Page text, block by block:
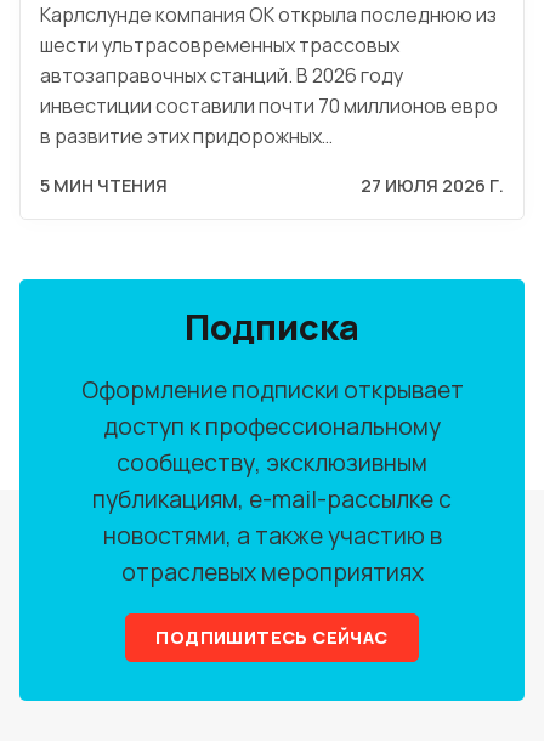
Карлслунде компания OK открыла последнюю из
шести ультрасовременных трассовых
автозаправочных станций. В 2026 году
инвестиции составили почти 70 миллионов евро
в развитие этих придорожных…
5 МИН ЧТЕНИЯ 27 ИЮЛЯ 2026 Г.
Подписка
Оформление подписки открывает
доступ к профессиональному
сообществу, эксклюзивным
публикациям, e-mail-рассылке с
новостями, а также участию в
отраслевых мероприятиях
ПОДПИШИТЕСЬ СЕЙЧАС